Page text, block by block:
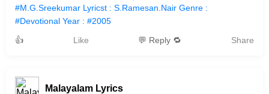
#M.G.Sreekumar Lyricst : S.Ramesan.Nair Genre :
#Devotional Year : #2005
👍
Like 💬 Reply 🔁 Share
Malayalam Lyrics